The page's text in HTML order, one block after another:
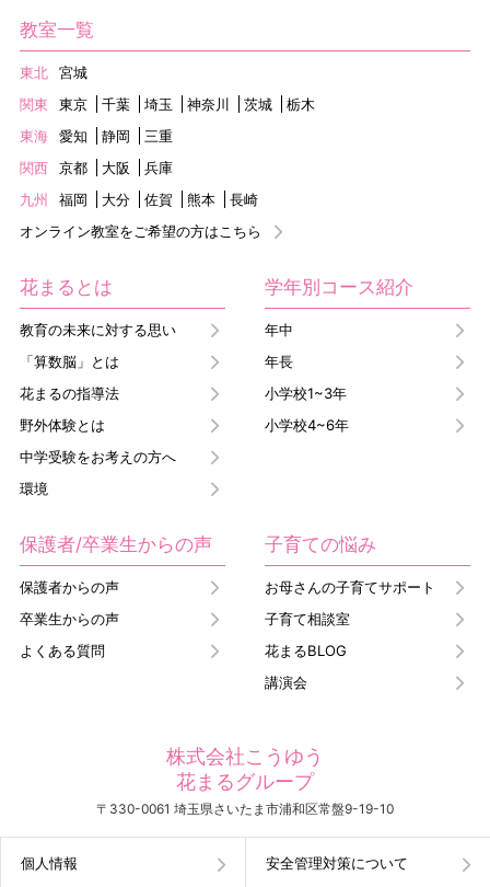
教室一覧
東北
宮城
関東
東京 千葉 埼玉 神奈川 茨城
栃木
東海
愛知 静岡
三重
関西
京都 大阪
兵庫
九州
福岡 大分 佐賀 熊本
長崎
オンライン教室をご希望の方はこちら
花まるとは
教育の未来に対する思い
「算数脳」とは
花まるの指導法
野外体験とは
中学受験をお考えの方へ
環境
学年別コース紹介
年中
年長
小学校1~3年
小学校4~6年
保護者/卒業生からの声
保護者からの声
卒業生からの声
よくある質問
子育ての悩み
お母さんの子育てサポート
子育て相談室
花まるBLOG
講演会
株式会社こうゆう
花まるグループ
〒330-0061 埼玉県さいたま市浦和区常盤9-19-10
個人情報 安全管理対策について